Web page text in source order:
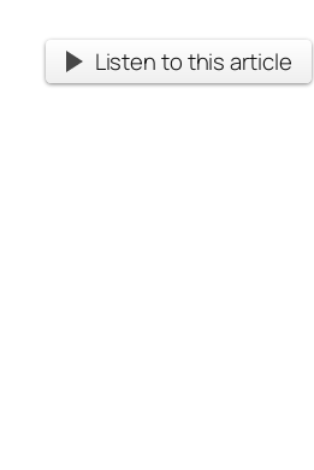
Listen to this article